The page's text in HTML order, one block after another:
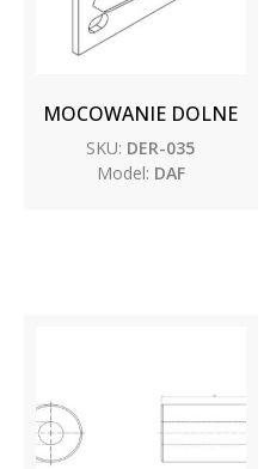
MOCOWANIE DOLNE
SKU: DER-035
Model: DAF